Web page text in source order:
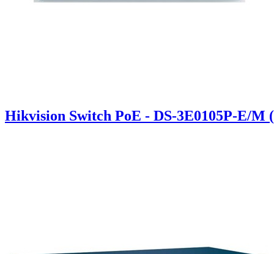
Hikvision Switch PoE - DS-3E0105P-E/M